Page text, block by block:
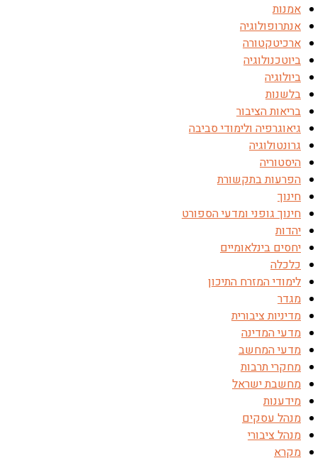
אמנות
אנתרופולוגיה
ארכיטקטורה
ביוטכנולוגיה
ביולוגיה
בלשנות
בריאות הציבור
גיאוגרפיה ולימודי סביבה
גרונטולוגיה
היסטוריה
הפרעות בתקשורת
חינוך
חינוך גופני ומדעי הספורט
יהדות
יחסים בינלאומיים
כלכלה
לימודי המזרח התיכון
מגדר
מדיניות ציבורית
מדעי המדינה
מדעי המחשב
מחקרי תרבות
מחשבת ישראל
מידענות
מנהל עסקים
מנהל ציבורי
מקרא